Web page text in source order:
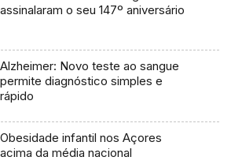
assinalaram o seu 147º aniversário
Alzheimer: Novo teste ao sangue
permite diagnóstico simples e
rápido
Obesidade infantil nos Açores
acima da média nacional